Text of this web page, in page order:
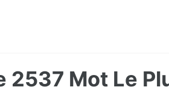
2537 Mot Le